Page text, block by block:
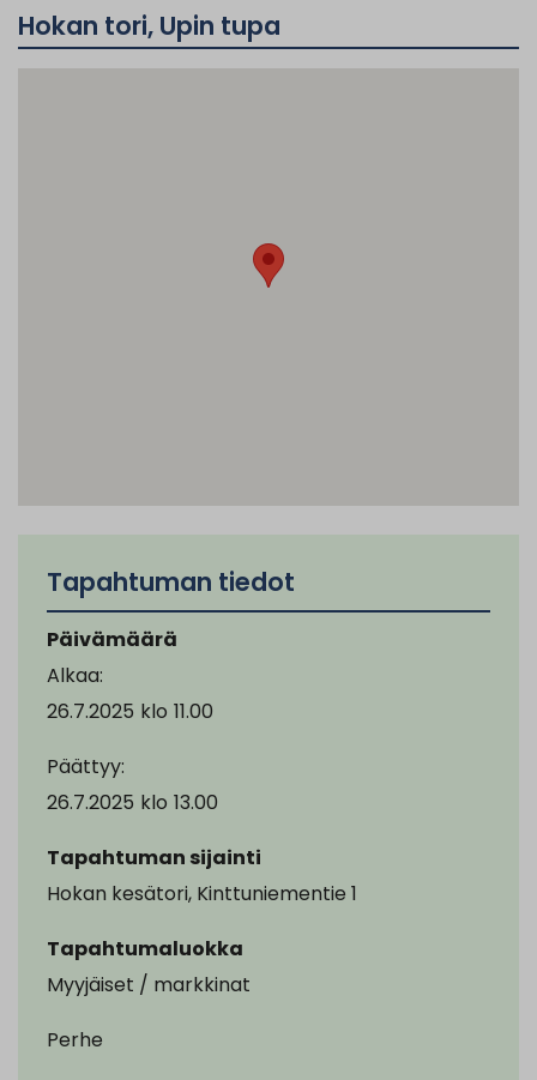
Hokan tori, Upin tupa
Tapahtuman tiedot
Päivämäärä
Alkaa:
26.7.2025 klo 11.00
Päättyy:
26.7.2025 klo 13.00
Tapahtuman sijainti
Hokan kesätori, Kinttuniementie 1
Tapahtumaluokka
Myyjäiset / markkinat
Perhe